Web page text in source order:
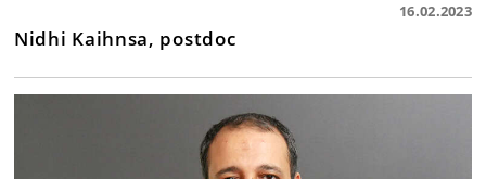
16.02.2023
Nidhi Kaihnsa, postdoc